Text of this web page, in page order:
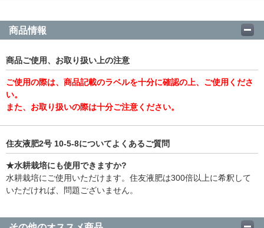
商品情報
商品ご使用、お取り扱い上の注意
ご使用の際は、商品記載のラベルを十分に確認の上、ご使用くださ
い。
また、お取り扱いの際は十分ご注意ください。
住友液肥2号 10-5-8についてよくあるご質問
★水耕栽培にも使用できますか?
水耕栽培にご使用いただけます。住友液肥は300倍以上に希釈して
いただければ、問題ございません。